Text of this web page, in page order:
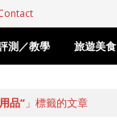
測／教學 旅遊美食
品 」標籤的文章